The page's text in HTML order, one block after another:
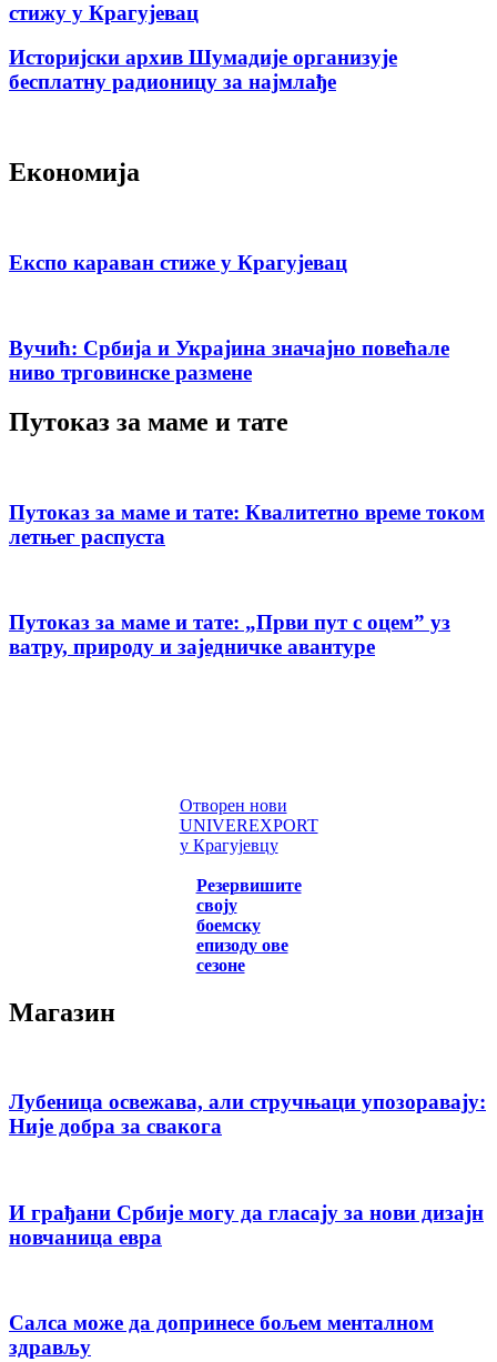
стижу у Крагујевац
Историјски архив Шумадије организује
бесплатну радионицу за најмлађе
Економија
Експо караван стиже у Крагујевац
Вучић: Србија и Украјина значајно повећале
ниво трговинске размене
Путоказ за маме и тате
Путоказ за маме и тате: Квалитетно време током
летњег распуста
Путоказ за маме и тате: „Први пут с оцемˮ уз
ватру, природу и заједничке авантуре
Отворен нови
UNIVEREXPORT
у Крагујевцу
Резервишите
своју
боемску
епизоду ове
сезоне
Магазин
Лубеница освежава, али стручњаци упозоравају:
Није добра за свакога
И грађани Србије могу да гласају за нови дизајн
новчаница евра
Салса може да допринесе бољем менталном
здрављу